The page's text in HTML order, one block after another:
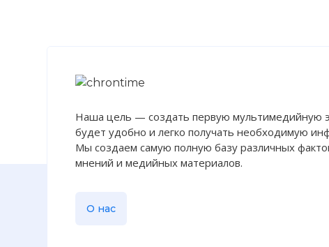
Recuerde los
Имя:
Наша цель — создать первую мультимедийную
будет удобно и легко получать необходимую
Мы создаем самую полную базу различных
мнений и медийных материалов.
О нас